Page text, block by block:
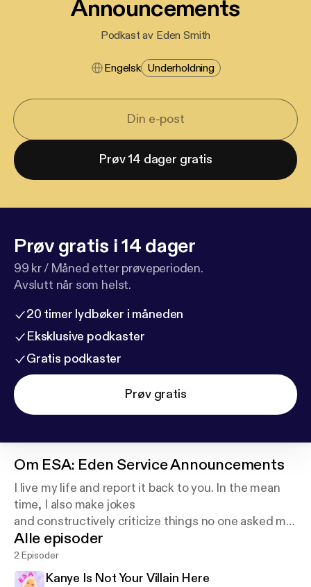
Announcements
Podkast av Eden Smith
Engelsk Underholdning
Prøv 14 dager gratis
Prøv gratis i 14 dager
99 kr / Måned etter prøveperioden.
Avslutt når som helst.
20 timer lydbøker i måneden
Eksklusive podkaster
Gratis podkaster
Prøv gratis
Om ESA: Eden Service Announcements
I live my life and report it back to you. In the mean
time, I also make jokes
and constructively criticize things no one asked me
to. Listen up. Support this
podcast:
ents/support
Alle episoder
2 Episoder
Kanye Is Not Your Villain Here